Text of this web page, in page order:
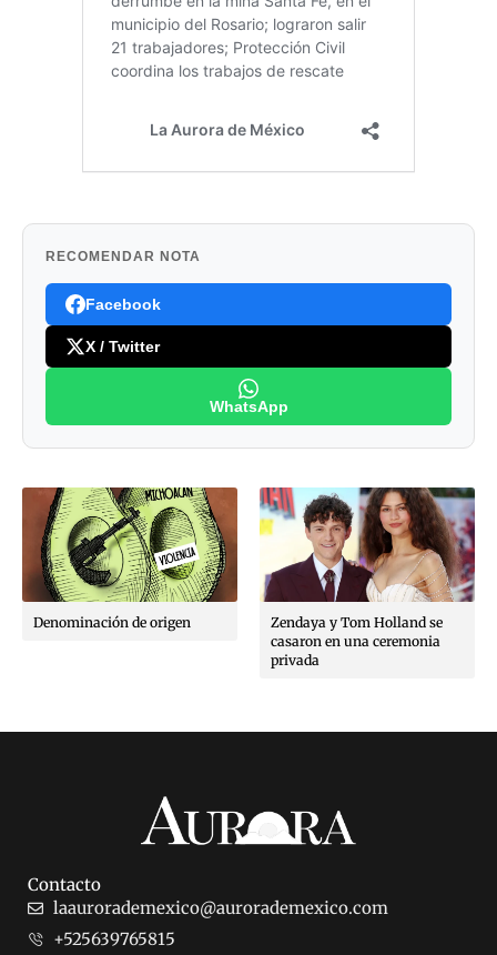
RECOMENDAR NOTA
Facebook
X / Twitter
WhatsApp
Denominación de origen
Zendaya y Tom Holland se
casaron en una ceremonia
privada
Contacto
laaurorademexico@aurorademexico.com
+525639765815